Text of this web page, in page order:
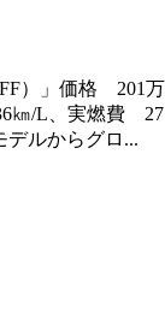
統合。スポーツ
クトカー
ェンを受けた。
上回る。トヨタ
のボディと優れ
隠れた名車だ
、低燃費などが
ーに！
イハツのロッキ
や内装などは同じ
ヤリス系と同じ
磨き上げられて
元デミオ。今年
マツダ車らしく
ラーモデル。手
、無敵にも程が
FF）」価格 201万
㎞/L、実燃費 27
デルからグロ...